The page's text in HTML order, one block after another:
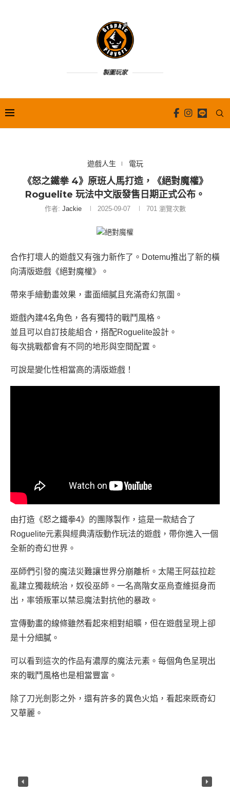
製圖玩家
遊戲人生 電玩
《怒之鐵拳 4》原班人馬打造，《絕對魔權》
Roguelite 玩法中文版發售日期正式公布。
作者: Jackie 2025-09-07 701瀏覽次數
合作打壞人的遊戲又有強力新作了。Dotemu推出了新的橫
向清版遊戲《絕對魔權》。
帶來手繪動畫效果，畫面細膩且充滿奇幻氛圍。
遊戲內建4名角色，各有獨特的戰鬥風格。
並且可以自訂技能組合，搭配Roguelite設計。
每次挑戰都會有不同的地形與空間配置。
可說是變化性相當高的清版遊戲！
由打造《怒之鐵拳4》的團隊製作，這是一款結合了
Roguelite元素與經典清版動作玩法的遊戲，帶你進入一個
全新的奇幻世界。
巫師們引發的魔法災難讓世界分崩離析。太陽王阿茲拉趁
亂建立獨裁統治，奴役巫師。一名高階女巫烏查維挺身而
出，率領叛軍以禁忌魔法對抗他的暴政。
宣傳動畫的線條雖然看起來相對組曠，但在遊戲呈現上卻
是十分細膩。
可以看到這次的作品有濃厚的魔法元素。每個角色呈現出
來的戰鬥風格也是相當豐富。
除了刀光劍影之外，還有許多的異色火焰，看起來既奇幻
又華麗。